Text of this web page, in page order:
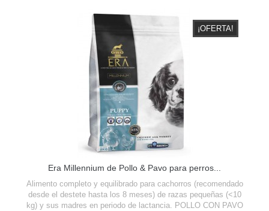
¡OFERTA!
Era Millennium de Pollo & Pavo para perros...
Alimento completo y equilibrado para cachorros (recomendado
desde el destete hasta los 8 meses) de razas pequeñas (<10
kg) y sus madres en periodo de lactancia. POLLO CON PAVO